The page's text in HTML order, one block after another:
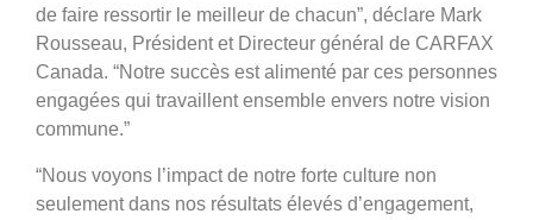
de faire ressortir le meilleur de chacun”, déclare Mark
Rousseau, Président et Directeur général de CARFAX
Canada. “Notre succès est alimenté par ces personnes
engagées qui travaillent ensemble envers notre vision
commune.”
“Nous voyons l’impact de notre forte culture non
seulement dans nos résultats élevés d’engagement,